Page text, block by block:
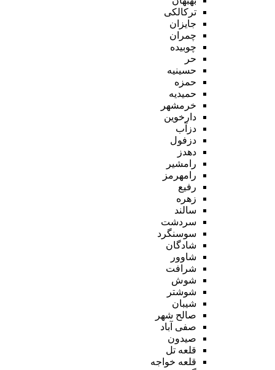
ترکالکی
جایزان
چمران
چوبیده
حر
حسینیه
حمزه
حمیدیه
خرمشهر
دارخوین
دزآب
دزفول
دهدز
رامشیر
رامهرمز
رفیع
زهره
سالند
سردشت
سوسنگرد
شادگان
شاوور
شرافت
شوش
شوشتر
شیبان
صالح شهر
صفی آباد
صیدون
قلعه تل
قلعه خواجه